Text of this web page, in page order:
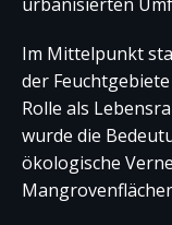
Im Mittelpunkt
der
Rolle als
wurde die
ökologische